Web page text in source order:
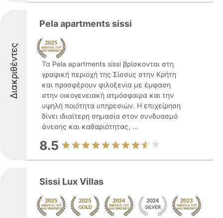
Διακριθέντες
Pela apartments sissi
Τα Pela apartments sissi βρίσκονται στη
γραφική περιοχή της Σίσσυς στην Κρήτη
και προσφέρουν φιλοξενία με έμφαση
στην οικογενειακή ατμόσφαιρα και την
υψηλή ποιότητα υπηρεσιών. Η επιχείρηση
δίνει ιδιαίτερη σημασία στον συνδυασμό
άνεσης και καθαριότητας, ...
8.5
Sissi Lux Villas